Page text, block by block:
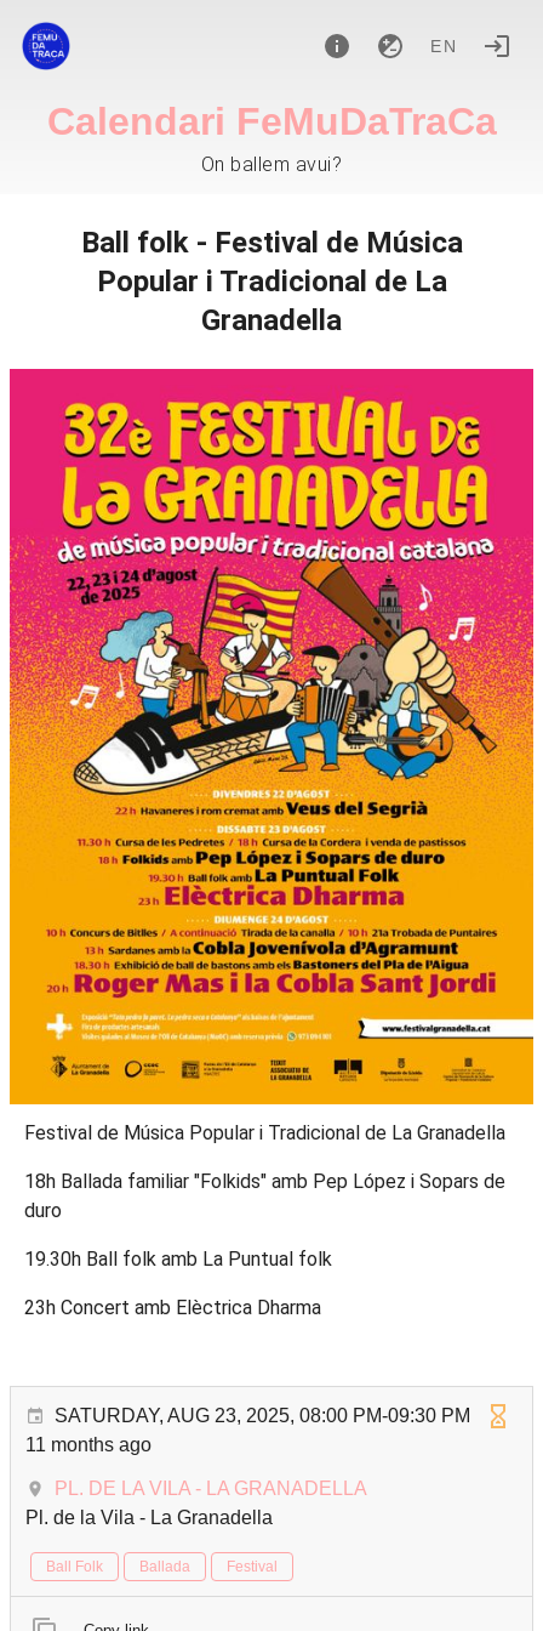
EN
Calendari FeMuDaTraCa
On ballem avui?
Ball folk - Festival de Música
Popular i Tradicional de La
Granadella
Festival de Música Popular i Tradicional de La Granadella
18h Ballada familiar "Folkids" amb Pep López i Sopars de
duro
19.30h Ball folk amb La Puntual folk
23h Concert amb Elèctrica Dharma
SATURDAY, AUG 23, 2025, 08:00 PM-09:30 PM
11 months ago
PL. DE LA VILA - LA GRANADELLA
Pl. de la Vila - La Granadella
Ball Folk Ballada Festival